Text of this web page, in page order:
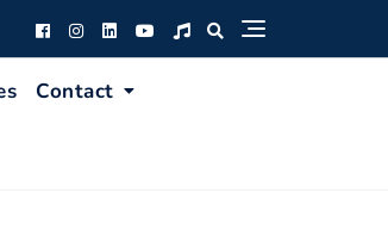
Contact